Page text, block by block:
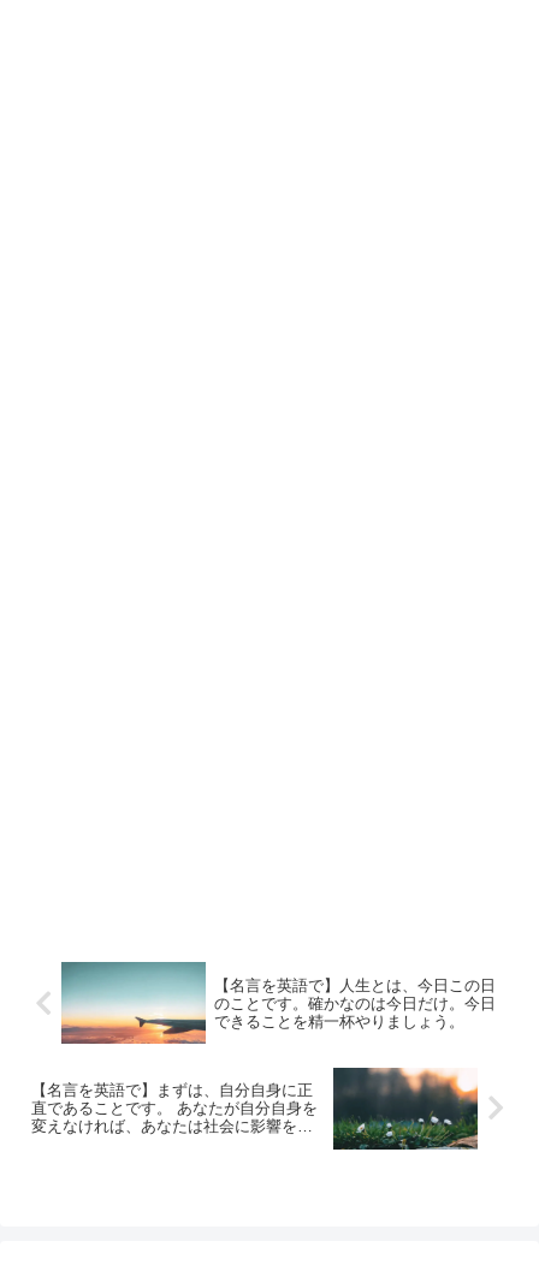
【名言を英語で】人生とは、今日この日
のことです。確かなのは今日だけ。今日
できることを精一杯やりましょう。
【名言を英語で】まずは、自分自身に正
直であることです。 あなたが自分自身を
変えなければ、あなたは社会に影響を及